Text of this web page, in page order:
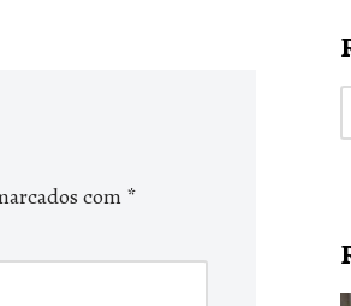
com *